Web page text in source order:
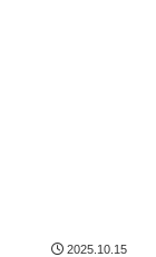
2025.10.15